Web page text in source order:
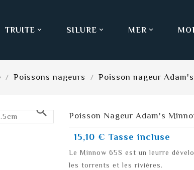

TRUITE 
SILURE 
MER
Poissons nageurs Poisson nageur
search Poisson Nageur Adam's
15,10 € Tasse incluse
Le Minnow 65S est un leurre
les torrents et les rivières.